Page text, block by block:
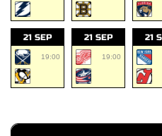
21 SEP
19:00
21 SEP
19:00
21